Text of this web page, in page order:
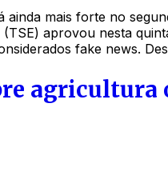
mais forte no
aprovou nesta
fake news.
agricultura